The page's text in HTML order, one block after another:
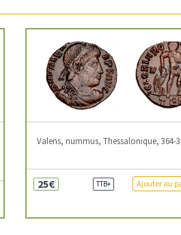
Valens, nummus, Thessalonique, 364-
25€ TTB+ Ajouter au